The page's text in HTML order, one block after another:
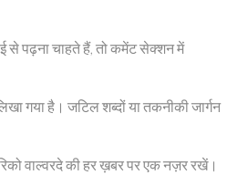
से पढ़ना चाहते हैं, तो कमेंट सेक्शन में
गया है। जटिल शब्दों या तकनीकी जार्गन
वाल्वरदे की हर ख़बर पर एक नज़र रखें।